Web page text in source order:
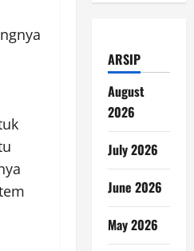
ARSIP
August
2026
July 2026
June 2026
May 2026